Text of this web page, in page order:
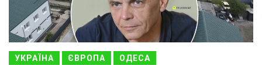
УКРАЇНА ЄВРОПА ОДЕСА